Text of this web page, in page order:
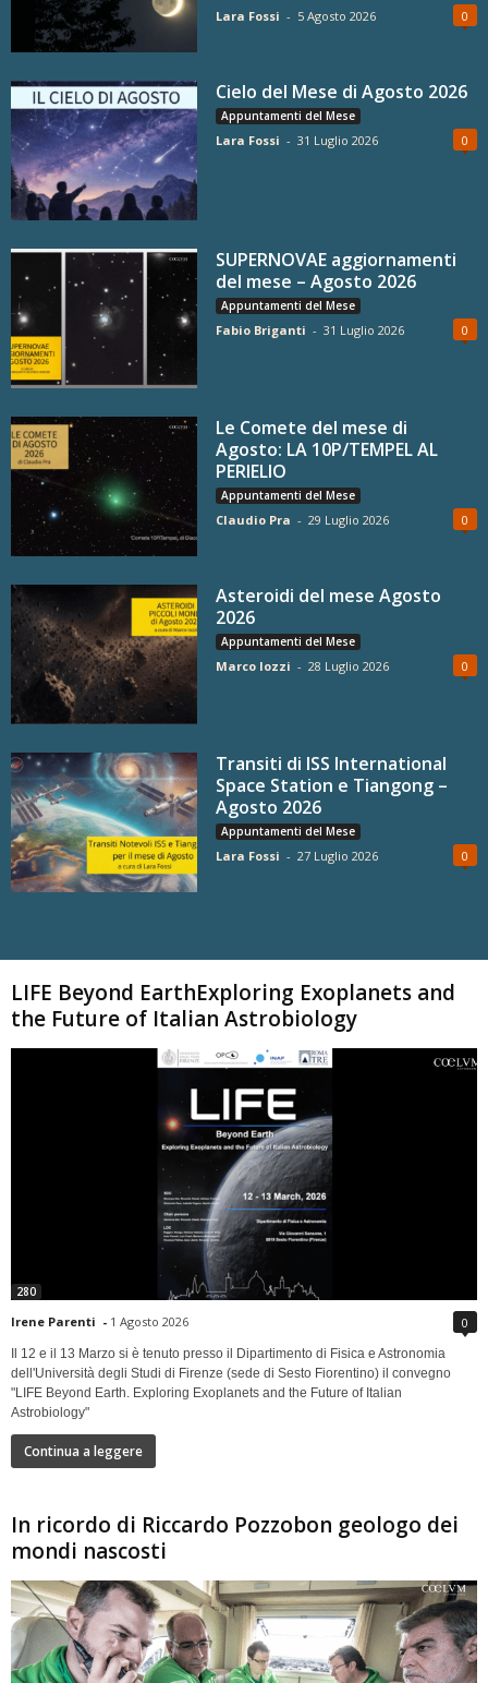
Lara Fossi - 5 Agosto 2026 0
Cielo del Mese di Agosto 2026
Appuntamenti del Mese
Lara Fossi - 31 Luglio 2026 0
SUPERNOVAE aggiornamenti
del mese – Agosto 2026
Appuntamenti del Mese
Fabio Briganti - 31 Luglio 2026 0
Le Comete del mese di
Agosto: LA 10P/TEMPEL AL
PERIELIO
Appuntamenti del Mese
Claudio Pra - 29 Luglio 2026 0
Asteroidi del mese Agosto
2026
Appuntamenti del Mese
Marco Iozzi - 28 Luglio 2026 0
Transiti di ISS International
Space Station e Tiangong –
Agosto 2026
Appuntamenti del Mese
Lara Fossi - 27 Luglio 2026 0
LIFE Beyond EarthExploring Exoplanets and
the Future of Italian Astrobiology
280
Irene Parenti - 1 Agosto 2026 0
Il 12 e il 13 Marzo si è tenuto presso il Dipartimento di Fisica e Astronomia
dell'Università degli Studi di Firenze (sede di Sesto Fiorentino) il convegno
"LIFE Beyond Earth. Exploring Exoplanets and the Future of Italian
Astrobiology"
Continua a leggere
In ricordo di Riccardo Pozzobon geologo dei
mondi nascosti